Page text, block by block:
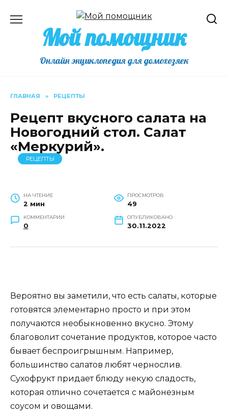
содержаниюМой помощник
Онлайн энциклопедия для домохозяек
ГЛАВНАЯ » РЕЦЕПТЫ
Рецепт вкусного салата на
Новогодний стол. Салат
«Меркурий».
РЕЦЕПТЫ
НА ЧТЕНИЕ
2 мин
ПРОСМОТРОВ
49
КОММЕНТАРИИ
0
ОПУБЛИКОВАНО
30.11.2022
Вероятно вы заметили, что есть салаты, которые
готовятся элементарно просто и при этом
получаются необыкновенно вкусно. Этому
благоволит сочетание продуктов, которое часто
бывает беспроигрышным. Например,
большинство салатов любят чернослив.
Сухофрукт придает блюду некую сладость,
которая отлично сочетается с майонезным
соусом и овощами.